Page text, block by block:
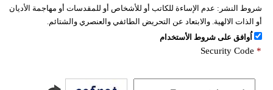
شروط النشر: عدم الإساءة للكاتب أو للأشخاص أو للمقدسات أو مهاجمة الأديان
أو الذات الالهية. والابتعاد عن التحريض الطائفي والعنصري والشتائم.
اُوافق على شروط الأستخدام
Security Code *